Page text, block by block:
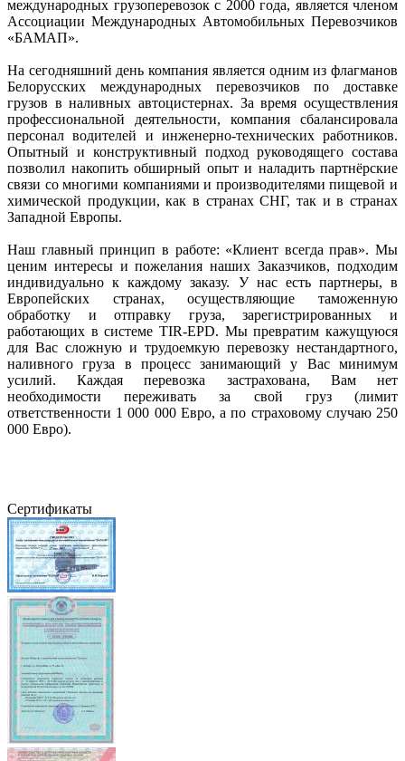
международных грузоперевозок с 2000 года, является членом
Ассоциации Международных Автомобильных Перевозчиков
«БАМАП».
На сегодняшний день компания является одним из флагманов
Белорусских международных перевозчиков по доставке
грузов в наливных автоцистернах. За время осуществления
профессиональной деятельности, компания сбалансировала
персонал водителей и инженерно-технических работников.
Опытный и конструктивный подход руководящего состава
позволил накопить обширный опыт и наладить партнёрские
связи со многими компаниями и производителями пищевой и
химической продукции, как в странах СНГ, так и в странах
Западной Европы.
Наш главный принцип в работе: «Клиент всегда прав». Мы
ценим интересы и пожелания наших Заказчиков, подходим
индивидуально к каждому заказу. У нас есть партнеры, в
Европейских странах, осуществляющие таможенную
обработку и отправку груза, зарегистрированных и
работающих в системе TIR-EPD. Мы превратим кажущуюся
для Вас сложную и трудоемкую перевозку нестандартного,
наливного груза в процесс занимающий у Вас минимум
усилий. Каждая перевозка застрахована, Вам нет
необходимости переживать за свой груз (лимит
ответственности 1 000 000 Евро, а по страховому случаю 250
000 Евро).
Сертификаты